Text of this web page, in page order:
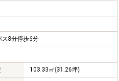
8分停歩6分
103.33㎡(31.26坪)